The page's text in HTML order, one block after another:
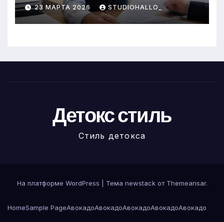
23 МАРТА 2026 STUDIOHALLO_
Детокс стиль
Стиль детокса
На платформе WordPress Тема newstack от Themeansar.
HomeSample PageАвокадоАвокадоАвокадоАвокадоАвокадо